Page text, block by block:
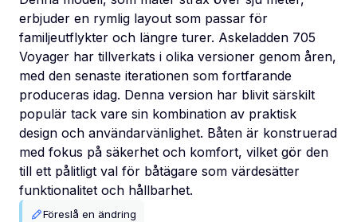
erbjuder en rymlig layout som passar för
familjeutflykter och längre turer. Askeladden 705
Voyager har tillverkats i olika versioner genom åren,
med den senaste iterationen som fortfarande
produceras idag. Denna version har blivit särskilt
populär tack vare sin kombination av praktisk
design och användarvänlighet. Båten är konstruerad
med fokus på säkerhet och komfort, vilket gör den
till ett pålitligt val för båtägare som värdesätter
funktionalitet och hållbarhet.
Föreslå en ändring